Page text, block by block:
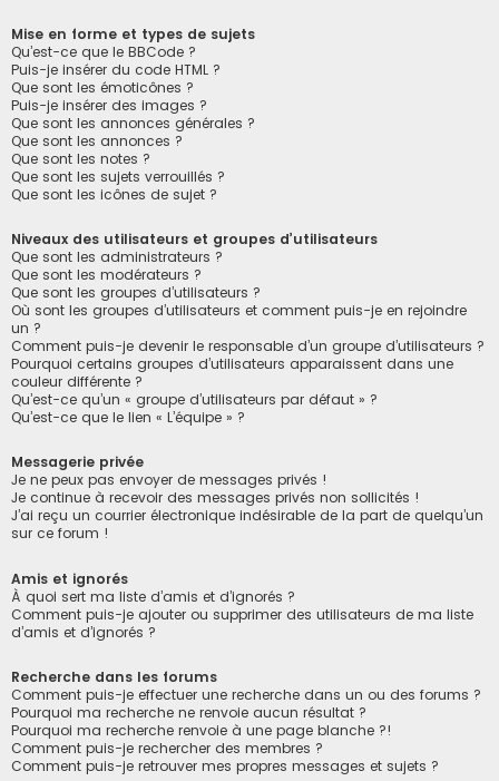
Mise en forme et types de sujets
Qu’est-ce que le BBCode ?
Puis-je insérer du code HTML ?
Que sont les émoticônes ?
Puis-je insérer des images ?
Que sont les annonces générales ?
Que sont les annonces ?
Que sont les notes ?
Que sont les sujets verrouillés ?
Que sont les icônes de sujet ?
Niveaux des utilisateurs et groupes d’utilisateurs
Que sont les administrateurs ?
Que sont les modérateurs ?
Que sont les groupes d’utilisateurs ?
Où sont les groupes d’utilisateurs et comment puis-je en rejoindre
un ?
Comment puis-je devenir le responsable d’un groupe d’utilisateurs ?
Pourquoi certains groupes d’utilisateurs apparaissent dans une
couleur différente ?
Qu’est-ce qu’un « groupe d’utilisateurs par défaut » ?
Qu’est-ce que le lien « L’équipe » ?
Messagerie privée
Je ne peux pas envoyer de messages privés !
Je continue à recevoir des messages privés non sollicités !
J’ai reçu un courrier électronique indésirable de la part de quelqu’un
sur ce forum !
Amis et ignorés
À quoi sert ma liste d’amis et d’ignorés ?
Comment puis-je ajouter ou supprimer des utilisateurs de ma liste
d’amis et d’ignorés ?
Recherche dans les forums
Comment puis-je effectuer une recherche dans un ou des forums ?
Pourquoi ma recherche ne renvoie aucun résultat ?
Pourquoi ma recherche renvoie à une page blanche ?!
Comment puis-je rechercher des membres ?
Comment puis-je retrouver mes propres messages et sujets ?